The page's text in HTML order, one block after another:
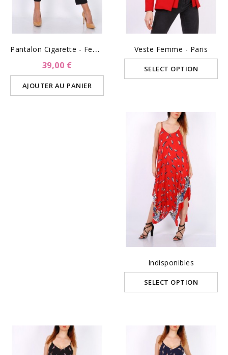
P
Antalon Cigarette - Femme
39,00 €
AJOUTER AU PANIER
Veste Femme - Paris
SELECT OPTION
Indisponibles
SELECT OPTION